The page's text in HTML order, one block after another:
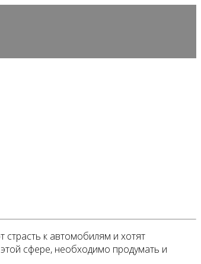
к автомобилям и хотят
сфере, необходимо продумать и